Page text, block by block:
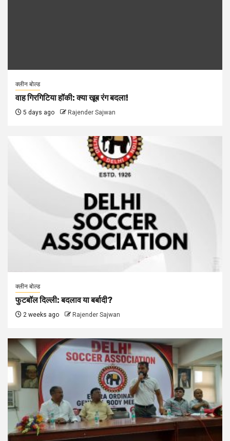
क्लीन बोल्ड
वाह गिरगिटिया हॉकी: क्या खूब रंग बदला!
5 days ago Rajender Sajwan
क्लीन बोल्ड
फुटबॉल दिल्ली: बदलाव या बर्बादी?
2 weeks ago Rajender Sajwan